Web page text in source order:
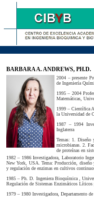
BARBARA A. ANDREWS, PH.D.
2004 – presente
de Ingeniería
1995 – 2004
Matemáticas,
1999 – Científica
la Universidad de
1987 – 1994
Inglaterra
Temas: 1. Diseño
microbianas. 2.
de proteínas en
1982 – 1986 Investigadora, Laboratorio
New York, USA. Tema: Producción,
y regulación de enzimas en cultivos
1985 – Ph. D. Ingeniera Bioquímica ,
Regulación de Sistemas Enzimáticos
1979 – 1980 Investigadora, Departamento